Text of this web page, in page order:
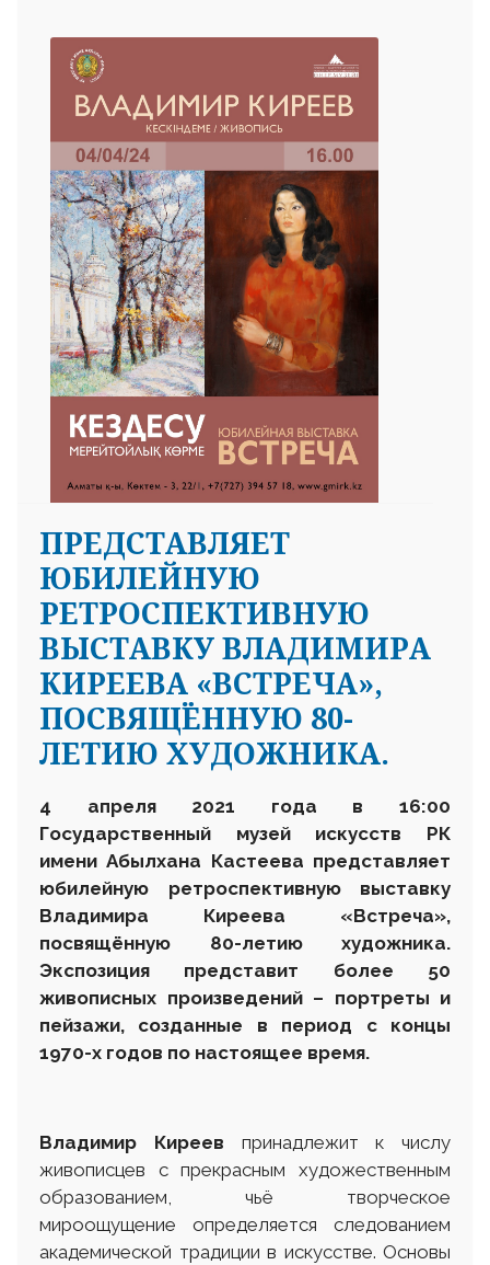
ПРЕДСТАВЛЯЕТ
ЮБИЛЕЙНУЮ
РЕТРОСПЕКТИВНУЮ
ВЫСТАВКУ ВЛАДИМИРА
КИРЕЕВА «ВСТРЕЧА»,
ПОСВЯЩЁННУЮ 80-
ЛЕТИЮ ХУДОЖНИКА.
4 апреля 2021 года в 16:00
Государственный музей искусств РК
имени Абылхана Кастеева представляет
юбилейную ретроспективную выставку
Владимира Киреева «Встреча»,
посвящённую 80-летию художника.
Экспозиция представит более 50
живописных произведений – портреты и
пейзажи, созданные в период с концы
1970-х годов по настоящее время.
Владимир Киреев принадлежит к числу
живописцев с прекрасным художественным
образованием, чьё творческое
мироощущение определяется следованием
академической традиции в искусстве. Основы